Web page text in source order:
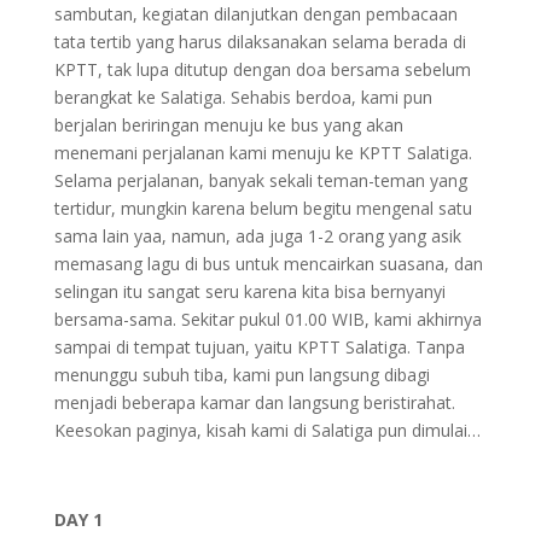
sambutan, kegiatan dilanjutkan dengan pembacaan
tata tertib yang harus dilaksanakan selama berada di
KPTT, tak lupa ditutup dengan doa bersama sebelum
berangkat ke Salatiga. Sehabis berdoa, kami pun
berjalan beriringan menuju ke bus yang akan
menemani perjalanan kami menuju ke KPTT Salatiga.
Selama perjalanan, banyak sekali teman-teman yang
tertidur, mungkin karena belum begitu mengenal satu
sama lain yaa, namun, ada juga 1-2 orang yang asik
memasang lagu di bus untuk mencairkan suasana, dan
selingan itu sangat seru karena kita bisa bernyanyi
bersama-sama. Sekitar pukul 01.00 WIB, kami akhirnya
sampai di tempat tujuan, yaitu KPTT Salatiga. Tanpa
menunggu subuh tiba, kami pun langsung dibagi
menjadi beberapa kamar dan langsung beristirahat.
Keesokan paginya, kisah kami di Salatiga pun dimulai…
DAY 1